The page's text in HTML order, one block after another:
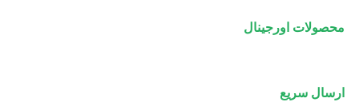
محصولات اورجینال
ارسال سریع